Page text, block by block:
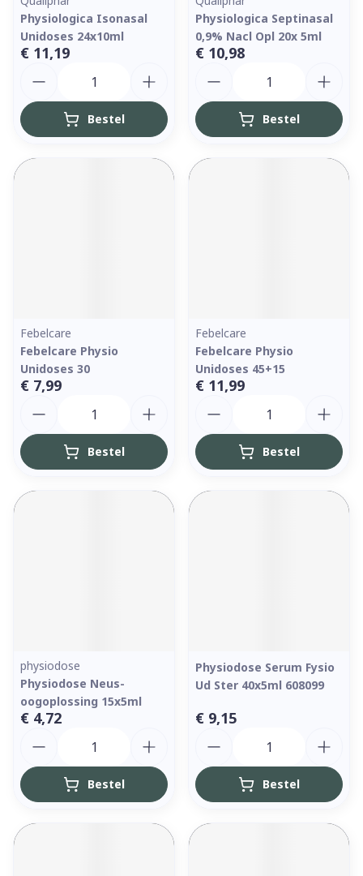
Physiologica Isonasal
Unidoses 24x10ml
€ 11,19
Bestel
Physiologica Septinasal
0,9% Nacl Opl 20x 5ml
€ 10,98
Bestel
Febelcare
Febelcare Physio
Unidoses 30
€ 7,99
Bestel
Febelcare
Febelcare Physio
Unidoses 45+15
€ 11,99
Bestel
physiodose
Physiodose Neus-
oogoplossing 15x5ml
€ 4,72
Bestel
Physiodose Serum Fysio
Ud Ster 40x5ml 608099
€ 9,15
Bestel